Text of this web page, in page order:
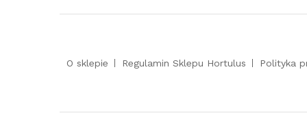
O sklepie Regulamin Sklepu Hortulus Polityka